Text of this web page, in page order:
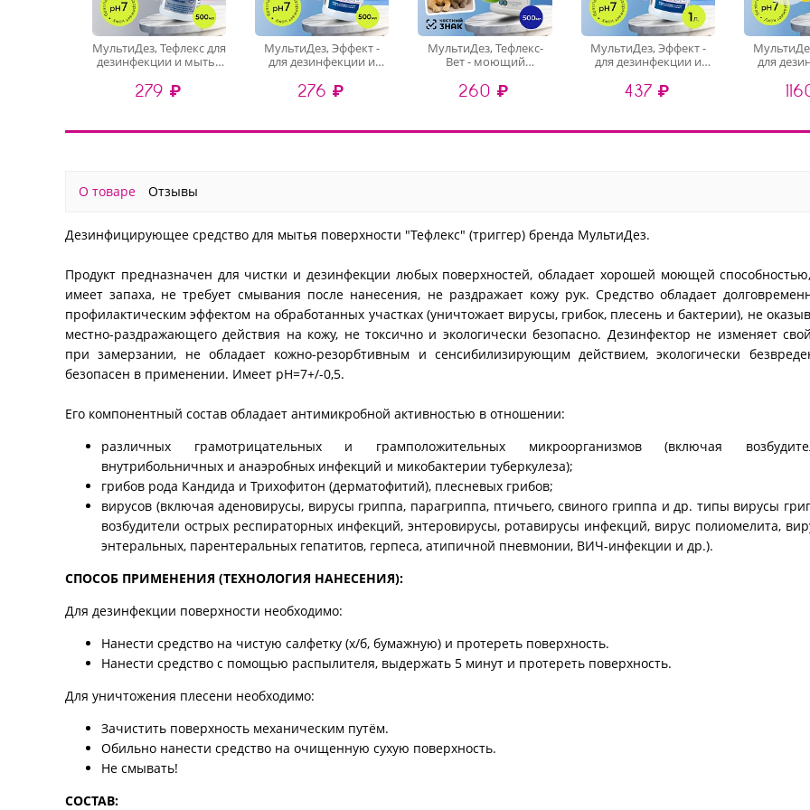
МультиДез, Тефлекс для
дезинфекции и мытья
(триггер), 500 мл
279 ₽
МультиДез, Эффект -
для дезинфекции и
бабл гам (триггер), 500
мл
276 ₽
МультиДез, Тефлекс-
Вет - моющий
концентрат (яблоко),
500 мл
260 ₽
МультиДез, Эффект -
для дезинфекции и
бабл гам (триггер), 1 л
437 ₽
для
О товаре Отзывы
Дезинфицирующее средство для мытья поверхности "Тефлекс" (триггер) бренда МультиДез.
Продукт предназначен для чистки и дезинфекции любых поверхностей, обладает хорошей моющей
имеет запаха, не требует смывания после нанесения, не раздражает кожу рук. Средство обладает
профилактическим эффектом на обработанных участках (уничтожает вирусы, грибок, плесень и бактерии), не
местно-раздражающего действия на кожу, не токсично и экологически безопасно. Дезинфектор не изменяет
при замерзании, не обладает кожно-резорбтивным и сенсибилизирующим действием, экологически
безопасен в применении. Имеет pH=7+/-0,5.
Его компонентный состав обладает антимикробной активностью в отношении:
различных грамотрицательных и грамположительных микроорганизмов (включая
внутрибольничных и анаэробных инфекций и микобактерии туберкулеза);
грибов рода Кандида и Трихофитон (дерматофитий), плесневых грибов;
вирусов (включая аденовирусы, вирусы гриппа, парагриппа, птичьего, свиного гриппа и др. типы вирусы
возбудители острых респираторных инфекций, энтеровирусы, ротавирусы инфекций, вирус полиомелита,
энтеральных, парентеральных гепатитов, герпеса, атипичной пневмонии, ВИЧ-инфекции и др.).
СПОСОБ ПРИМЕНЕНИЯ (ТЕХНОЛОГИЯ НАНЕСЕНИЯ):
Для дезинфекции поверхности необходимо:
Нанести средство на чистую салфетку (х/б, бумажную) и протереть поверхность.
Нанести средство с помощью распылителя, выдержать 5 минут и протереть поверхность.
Для уничтожения плесени необходимо:
Зачистить поверхность механическим путём.
Обильно нанести средство на очищенную сухую поверхность.
Не смывать!
СОСТАВ: